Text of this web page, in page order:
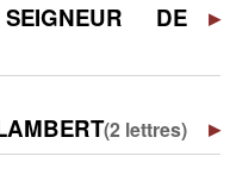
DE
(2 lettres)